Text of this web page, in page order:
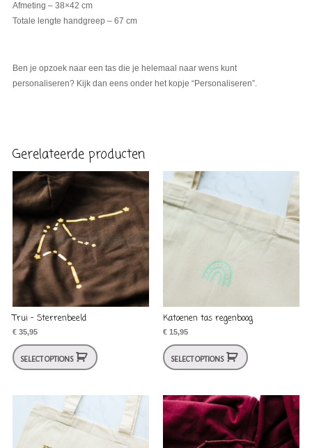
Afmeting – 38×42 cm
Totale lengte handgreep – 67 cm
Ben je opzoek naar een tas die je helemaal naar wens kunt
personaliseren? Kijk dan eens onder het kopje “Personaliseren”.
Gerelateerde producten
Trui – Sterrenbeeld
€ 35,95
SELECT OPTIONS
Katoenen tas regenboog
€ 15,95
SELECT OPTIONS